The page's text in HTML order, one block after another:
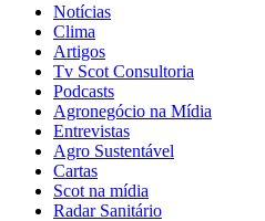
Notícias
Clima
Artigos
Tv Scot Consultoria
Podcasts
Agronegócio na Mídia
Entrevistas
Agro Sustentável
Cartas
Scot na mídia
Radar Sanitário